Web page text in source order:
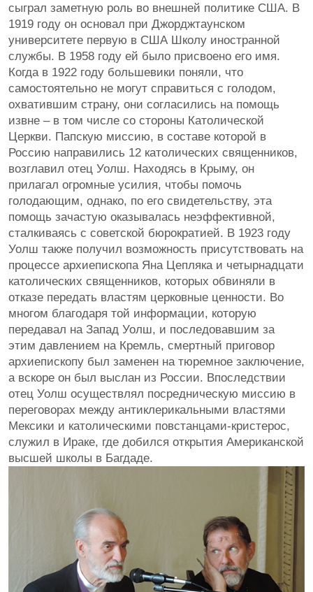
сыграл заметную роль во внешней политике США. В
1919 году он основал при Джорджтаунском
университете первую в США Школу иностранной
службы. В 1958 году ей было присвоено его имя.
Когда в 1922 году большевики поняли, что
самостоятельно не могут справиться с голодом,
охватившим страну, они согласились на помощь
извне – в том числе со стороны Католической
Церкви. Папскую миссию, в составе которой в
Россию направились 12 католических священников,
возглавил отец Уолш. Находясь в Крыму, он
прилагал огромные усилия, чтобы помочь
голодающим, однако, по его свидетельству, эта
помощь зачастую оказывалась неэффективной,
сталкиваясь с советской бюрократией. В 1923 году
Уолш также получил возможность присутствовать на
процессе архиепископа Яна Цепляка и четырнадцати
католических священников, которых обвиняли в
отказе передать властям церковные ценности. Во
многом благодаря той информации, которую
передавал на Запад Уолш, и последовавшим за
этим давлением на Кремль, смертный приговор
архиепископу был заменен на тюремное заключение,
а вскоре он был выслан из России. Впоследствии
отец Уолш осуществлял посредническую миссию в
переговорах между антиклерикальными властями
Мексики и католическими повстанцами-кристерос,
служил в Ираке, где добился открытия Американской
высшей школы в Багдаде.